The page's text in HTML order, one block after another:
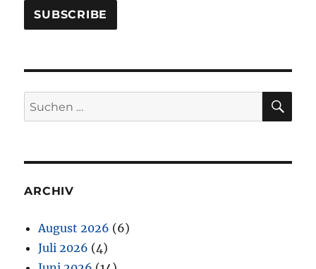
Suchen
nach:
ARCHIV
August 2026 (6)
Juli 2026 (4)